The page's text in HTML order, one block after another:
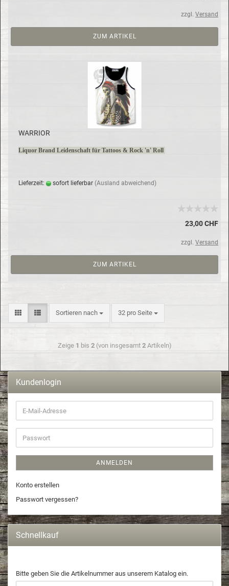
zzgl. Versand
ZUM ARTIKEL
WAR­RI­OR
Li­quor Brand Lei­den­schaft für Tat­toos & Rock 'n' Roll
Lie­fer­zeit: so­fort lie­fer­bar (Aus­land ab­wei­chend)
23,00 CHF
zzgl. Versand
ZUM ARTIKEL
Sortieren nach 32 pro Seite
Zeige 1 bis 2(von insgesamt 2Artikeln)
Kundenlogin
ANMELDEN
Konto erstellen
Passwort vergessen?
Schnellkauf
Bitte geben Sie die Artikelnummer aus unserem Katalog ein.